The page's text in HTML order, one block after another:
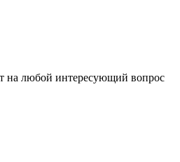
на любой интересующий вопрос